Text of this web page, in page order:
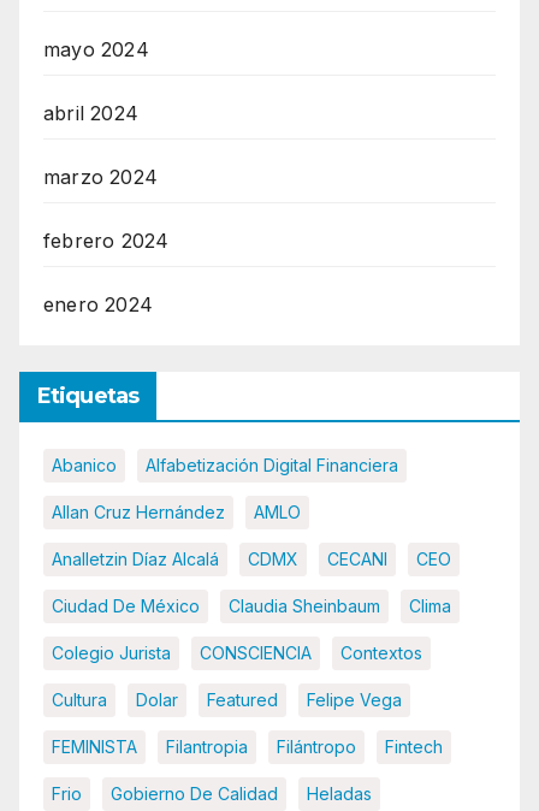
mayo 2024
abril 2024
marzo 2024
febrero 2024
enero 2024
Etiquetas
Abanico Alfabetización Digital Financiera
Allan Cruz Hernández AMLO
Analletzin Díaz Alcalá CDMX CECANI CEO
Ciudad De México Claudia Sheinbaum Clima
Colegio Jurista CONSCIENCIA Contextos
Cultura Dolar Featured Felipe Vega
FEMINISTA Filantropia Filántropo Fintech
Frio Gobierno De Calidad Heladas